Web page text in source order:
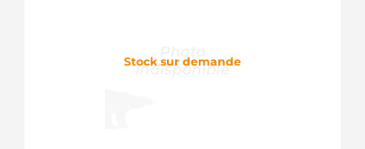
Stock sur demande